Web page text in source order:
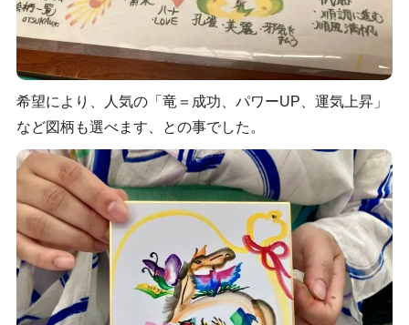
希望により、人気の「竜＝成功、パワーUP、運気上昇」
など図柄も選べます、との事でした。